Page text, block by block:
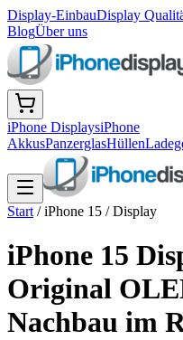
Display-EinbauDisplay
BlogÜber uns
iPhone DisplaysiPhone
AkkusPanzerglasHüllen
Start /iPhone 15 /Display
iPhone 15
Original
Nachbau im